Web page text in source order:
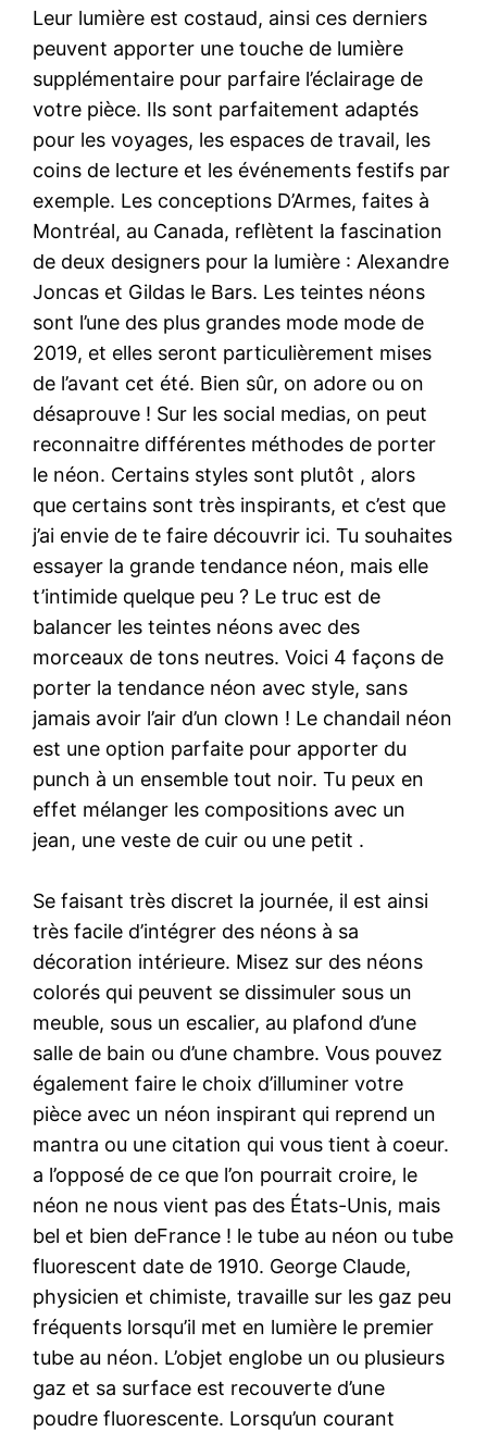
Leur lumière est costaud, ainsi ces derniers
peuvent apporter une touche de lumière
supplémentaire pour parfaire l’éclairage de
votre pièce. Ils sont parfaitement adaptés
pour les voyages, les espaces de travail, les
coins de lecture et les événements festifs par
exemple. Les conceptions D’Armes, faites à
Montréal, au Canada, reflètent la fascination
de deux designers pour la lumière : Alexandre
Joncas et Gildas le Bars. Les teintes néons
sont l’une des plus grandes mode mode de
2019, et elles seront particulièrement mises
de l’avant cet été. Bien sûr, on adore ou on
désaprouve ! Sur les social medias, on peut
reconnaitre différentes méthodes de porter
le néon. Certains styles sont plutôt , alors
que certains sont très inspirants, et c’est que
j’ai envie de te faire découvrir ici. Tu souhaites
essayer la grande tendance néon, mais elle
t’intimide quelque peu ? Le truc est de
balancer les teintes néons avec des
morceaux de tons neutres. Voici 4 façons de
porter la tendance néon avec style, sans
jamais avoir l’air d’un clown ! Le chandail néon
est une option parfaite pour apporter du
punch à un ensemble tout noir. Tu peux en
effet mélanger les compositions avec un
jean, une veste de cuir ou une petit .
Se faisant très discret la journée, il est ainsi
très facile d’intégrer des néons à sa
décoration intérieure. Misez sur des néons
colorés qui peuvent se dissimuler sous un
meuble, sous un escalier, au plafond d’une
salle de bain ou d’une chambre. Vous pouvez
également faire le choix d’illuminer votre
pièce avec un néon inspirant qui reprend un
mantra ou une citation qui vous tient à coeur.
a l’opposé de ce que l’on pourrait croire, le
néon ne nous vient pas des États-Unis, mais
bel et bien deFrance ! le tube au néon ou tube
fluorescent date de 1910. George Claude,
physicien et chimiste, travaille sur les gaz peu
fréquents lorsqu’il met en lumière le premier
tube au néon. L’objet englobe un ou plusieurs
gaz et sa surface est recouverte d’une
poudre fluorescente. Lorsqu’un courant